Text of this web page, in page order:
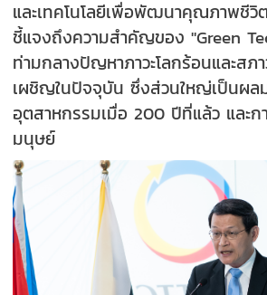
และเทคโนโลยีเพื่อพัฒนาคุณภาพชีวิ
ชี้แจงถึงความสำคัญของ "Green
ท่ามกลางปัญหาภาวะโลกร้อนและสภา
เผชิญในปัจจุบัน ซึ่งส่วนใหญ่เป็นผล
อุตสาหกรรมเมื่อ 200 ปีที่แล้ว และก
มนุษย์